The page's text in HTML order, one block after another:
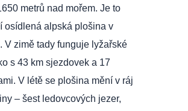
metrů nad mořem. Je to
osídlená alpská plošina v
V zimě tady funguje lyžařské
s 43 km sjezdovek a 17
V létě se plošina mění v ráj
– šest ledovcových jezer,